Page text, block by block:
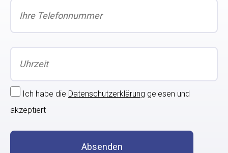
Ich habe die Datenschutzerklärung gelesen und
akzeptiert
Absenden